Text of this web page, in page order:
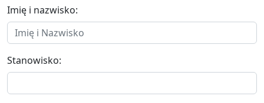
Imię i nazwisko:
Stanowisko: